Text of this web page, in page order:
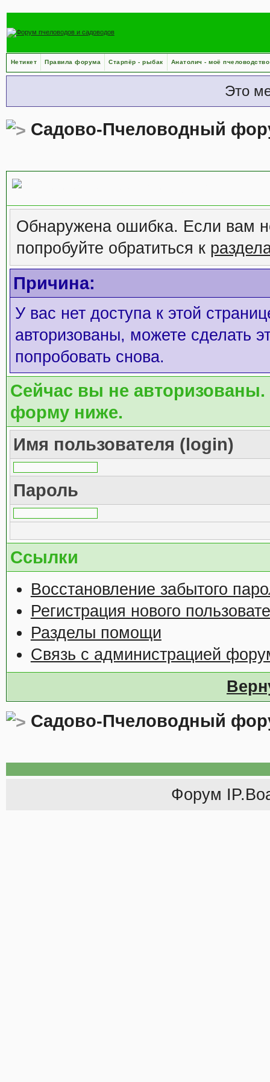
Нетикет Правила форума Старпёр - рыбак Анатолич - моё пчеловодство
Это
Садово-Пчеловодный
Обнаружена ошибка. Если вам
попробуйте обратиться к
Причина:
У вас нет доступа к этой
авторизованы, можете сделать
попробовать снова.
Сейчас вы не авторизованы.
форму ниже.
Имя пользователя (login)
Пароль
Ссылки
Восстановление забытого
Регистрация нового
Разделы помощи
Связь с администрацией
Садово-Пчеловодный
Форум